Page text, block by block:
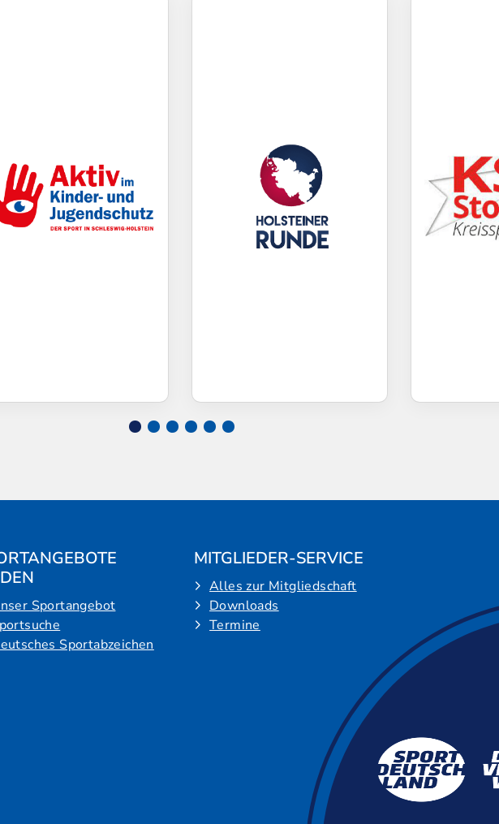
Sportangebot
Sportabzeichen
MITGLIEDER-SERVICE
Alles zur Mitgliedschaft
Downloads
Termine